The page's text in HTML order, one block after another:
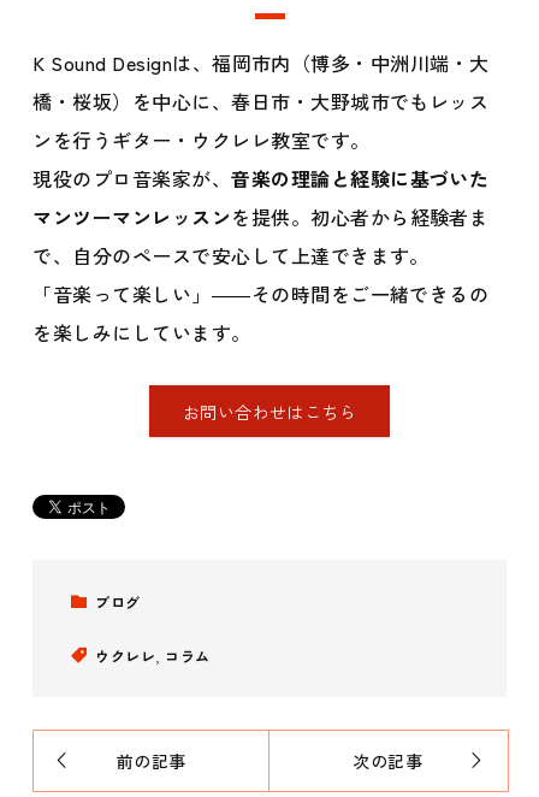
K Sound Designは、福岡市内（博多・中洲川端・大
橋・桜坂）を中心に、春日市・大野城市でもレッス
ンを行うギター・ウクレレ教室です。
現役のプロ音楽家が、音楽の理論と経験に基づいた
マンツーマンレッスンを提供。初心者から経験者ま
で、自分のペースで安心して上達できます。
「音楽って楽しい」――その時間をご一緒できるの
を楽しみにしています。
お問い合わせはこちら
ブログ
ウクレレ コラム
前の記事 次の記事